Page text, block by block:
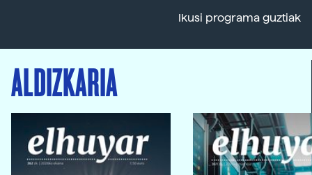
Ikusi programa guztiak
ALDIZKARIA